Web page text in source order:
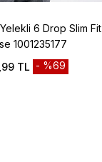
6 Drop Slim Fit
1001235177
TL %69